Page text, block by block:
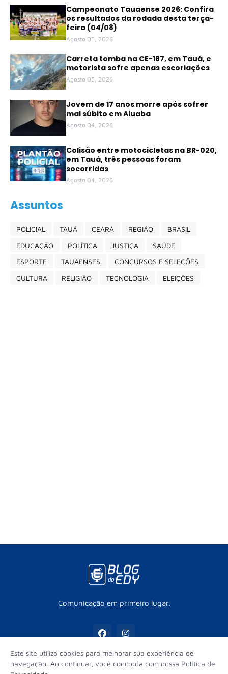
Campeonato Tauaense 2026: Confira
os resultados da rodada desta terça-
feira (04/08)
Agosto 05, 2026
Carreta tomba na CE-187, em Tauá, e
motorista sofre apenas escoriações
Agosto 05, 2026
Jovem de 17 anos morre após sofrer
mal súbito em Aiuaba
Agosto 04, 2026
Colisão entre motocicletas na BR-020,
em Tauá, três pessoas foram
socorridas
Agosto 04, 2026
Assuntos
POLICIAL TAUÁ CEARÁ REGIÃO
BRASIL
EDUCAÇÃO
POLÍTICA JUSTIÇA
SAÚDE
ESPORTE
TAUAENSES
CONCURSOS E SELEÇÕES
CULTURA
RELIGIÃO TECNOLOGIA ELEIÇÕES
Comunicação em primeiro lugar.
Este site utiliza cookies para melhorar sua experiência de
navegação. Ao continuar, você concorda com nossa Política de